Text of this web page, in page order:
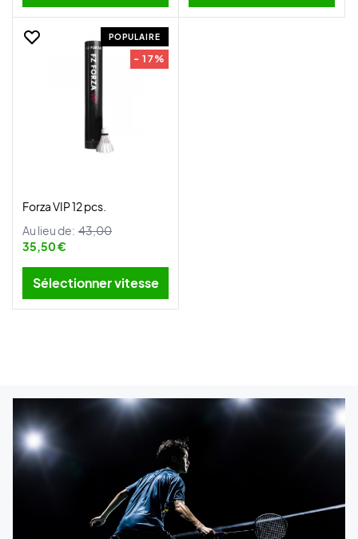
POPULAIRE
- 17%
Forza VIP 12 pcs.
Au lieu de: 43,00
35,50 €
Sélectionner vitesse